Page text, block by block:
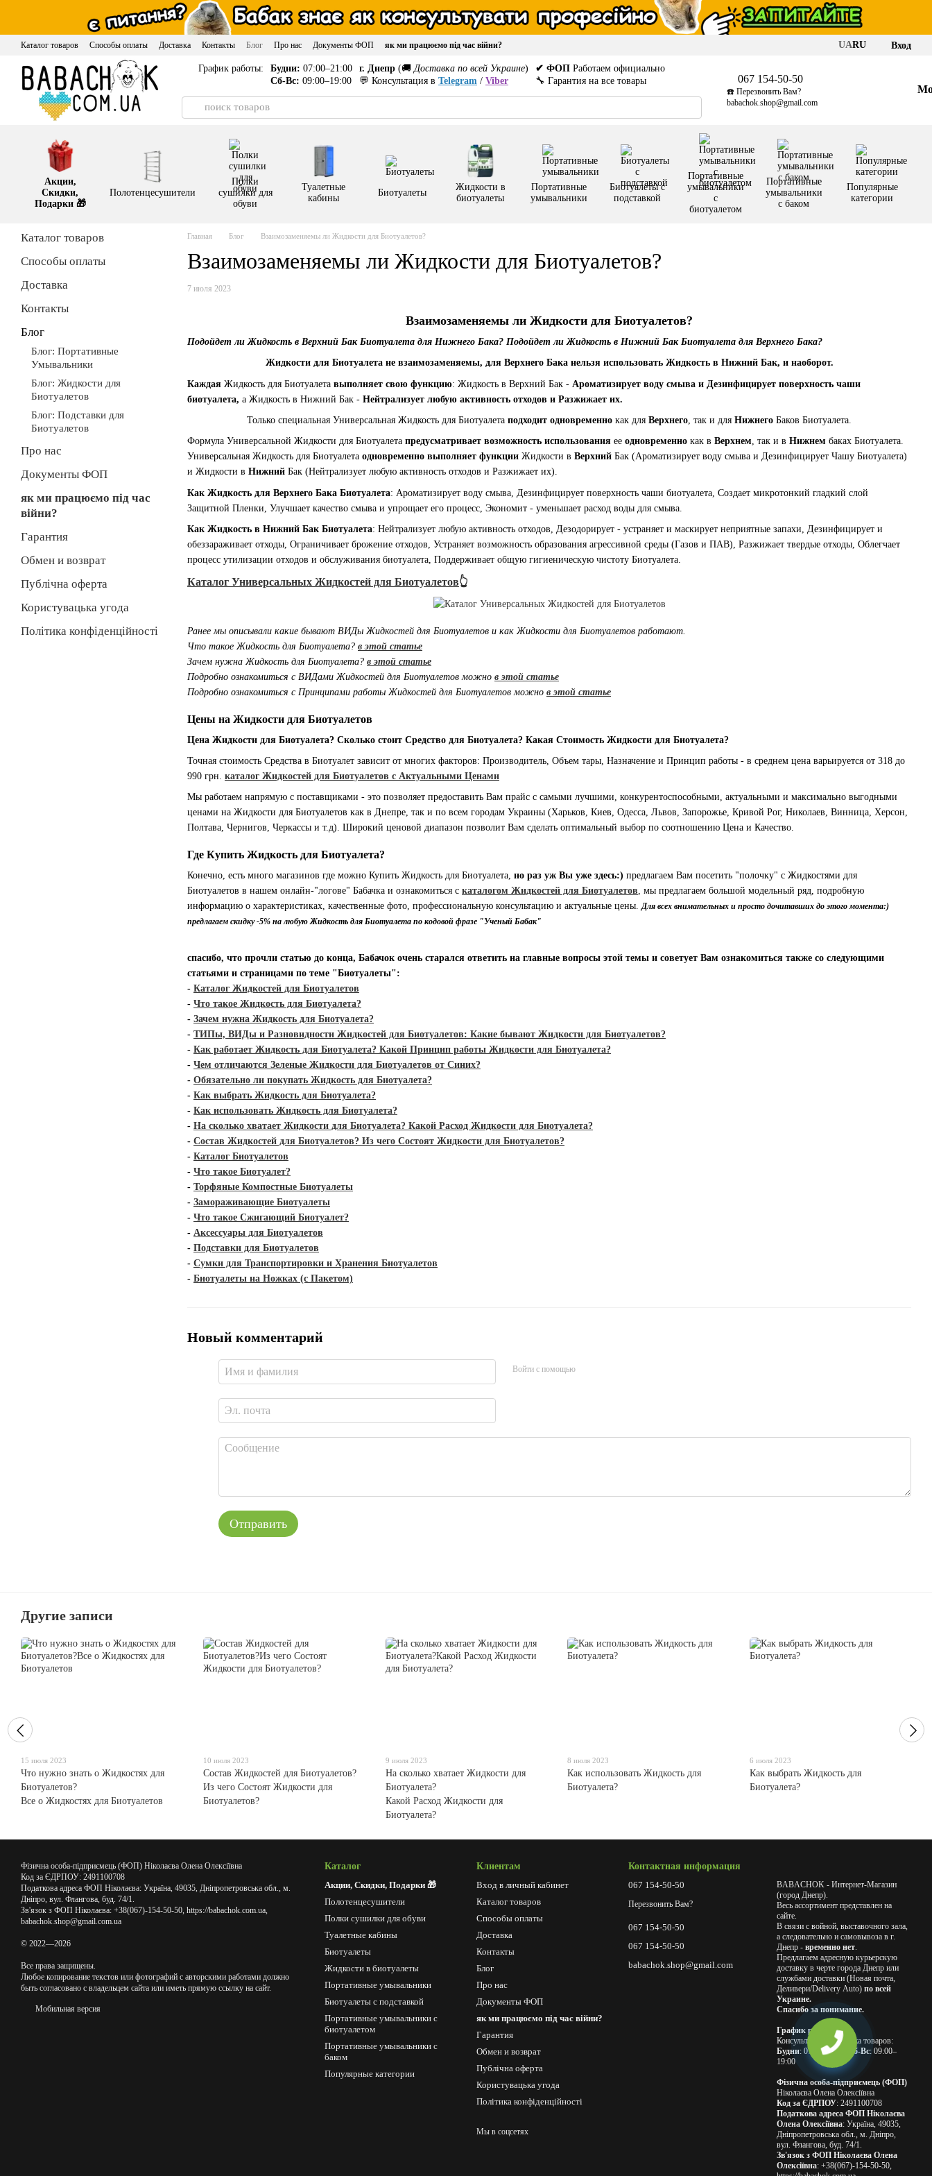
Перейти к основному контенту
Каталог товаров Способы оплаты Доставка Контакты Блог Про нас Документы ФОП як ми працюємо під час війни? UARU Вход
График работы: Будни: 07:00–21:00
Сб-Вс: 09:00–19:00
г. Днепр (🚚 Доставка по всей Украине)
💬 Консультация в Telegram / Viber
✔ ФОП Работаем официально
🔧 Гарантия на все товары
067 154-50-50
☎️ Перезвонить Вам?
babachok.shop@gmail.com
Акции,
Скидки,
Подарки 🎁
Полотенцесушители
Полки
сушилки для
обуви
Туалетные
кабины
Биотуалеты
Жидкости в
биотуалеты
Портативные
умывальники
Биотуалеты с
подставкой
Портативные
умывальники
с
биотуалетом
Портативные
умывальники
с баком
Популярные
категории
Главная Блог Взаимозаменяемы ли Жидкости для Биотуалетов?
Взаимозаменяемы ли Жидкости для Биотуалетов?
7 июля 2023
Взаимозаменяемы ли Жидкости для Биотуалетов?
Подойдет ли Жидкость в Верхний Бак Биотуалета для Нижнего Бака? Подойдет ли Жидкость в Нижний Бак Биотуалета для Верхнего Бака?
Жидкости для Биотуалета не взаимозаменяемы, для Верхнего Бака нельзя использовать Жидкость в Нижний Бак, и наоборот.
Каждая Жидкость для Биотуалета выполняет свою функцию: Жидкость в Верхний Бак - Ароматизирует воду смыва и Дезинфицирует поверхность чаши
биотуалета, а Жидкость в Нижний Бак - Нейтрализует любую активность отходов и Разжижает их.
Только специальная Универсальная Жидкость для Биотуалета подходит одновременно как для Верхнего , так и для Нижнего Баков Биотуалета.
Формула Универсальной Жидкости для Биотуалета предусматривает возможность использования ее одновременно как в Верхнем, так и в Нижнем баках Биотуалета.
Универсальная Жидкость для Биотуалета одновременно выполняет функции Жидкости в Верхний Бак (Ароматизирует воду смыва и Дезинфицирует Чашу Биотуалета)
и Жидкости в Нижний Бак (Нейтрализует любую активность отходов и Разжижает их).
Как Жидкость для Верхнего Бака Биотуалета: Ароматизирует воду смыва, Дезинфицирует поверхность чаши биотуалета, Создает микротонкий гладкий слой
Защитной Пленки, Улучшает качество смыва и упрощает его процесс, Экономит - уменьшает расход воды для смыва.
Как Жидкость в Нижний Бак Биотуалета: Нейтрализует любую активность отходов, Дезодорирует - устраняет и маскирует неприятные запахи, Дезинфицирует и
обеззараживает отходы, Ограничивает брожение отходов, Устраняет возможность образования агрессивной среды (Газов и ПАВ), Разжижает твердые отходы, Облегчает
процесс утилизации отходов и обслуживания биотуалета, Поддерживает общую гигиеническую чистоту Биотуалета.
Каталог Универсальных Жидкостей для Биотуалетов👆
Ранее мы описывали какие бывают ВИДы Жидкостей для Биотуалетов и как Жидкости для Биотуалетов работают.
Что такое Жидкость для Биотуалета? в этой статье
Зачем нужна Жидкость для Биотуалета? в этой статье
Подробно ознакомиться с ВИДами Жидкостей для Биотуалетов можно в этой статье
Подробно ознакомиться с Принципами работы Жидкостей для Биотуалетов можно в этой статье
Цены на Жидкости для Биотуалетов
Цена Жидкости для Биотуалета? Сколько стоит Средство для Биотуалета? Какая Стоимость Жидкости для Биотуалета?
Точная стоимость Средства в Биотуалет зависит от многих факторов: Производитель, Объем тары, Назначение и Принцип работы - в среднем цена варьируется от 318 до
990 грн. каталог Жидкостей для Биотуалетов с Актуальными Ценами
Мы работаем напрямую с поставщиками - это позволяет предоставить Вам прайс с самыми лучшими, конкурентоспособными, актуальными и максимально выгодными
ценами на Жидкости для Биотуалетов как в Днепре, так и по всем городам Украины (Харьков, Киев, Одесса, Львов, Запорожье, Кривой Рог, Николаев, Винница, Херсон,
Полтава, Чернигов, Черкассы и т.д). Широкий ценовой диапазон позволит Вам сделать оптимальный выбор по соотношению Цена и Качество.
Где Купить Жидкость для Биотуалета?
Конечно, есть много магазинов где можно Купить Жидкость для Биотуалета, но раз уж Вы уже здесь:) предлагаем Вам посетить "полочку" с Жидкостями для
Биотуалетов в нашем онлайн-"логове" Бабачка и ознакомиться с каталогом Жидкостей для Биотуалетов, мы предлагаем большой модельный ряд, подробную
информацию о характеристиках, качественные фото, профессиональную консультацию и актуальные цены.Для всех внимательных и просто дочитавших до этого момента:)
предлагаем скидку -5% на любую Жидкость для Биотуалета по кодовой фразе "Ученый Бабак"
спасибо, что прочли статью до конца, Бабачок очень старался ответить на главные вопросы этой темы и советует Вам ознакомиться также со следующими
статьями и страницами по теме "Биотуалеты":
- Каталог Жидкостей для Биотуалетов
- Что такое Жидкость для Биотуалета?
- Зачем нужна Жидкость для Биотуалета?
- ТИПы, ВИДы и Разновидности Жидкостей для Биотуалетов: Какие бывают Жидкости для Биотуалетов?
- Как работает Жидкость для Биотуалета? Какой Принцип работы Жидкости для Биотуалета?
- Чем отличаются Зеленые Жидкости для Биотуалетов от Синих?
- Обязательно ли покупать Жидкость для Биотуалета?
- Как выбрать Жидкость для Биотуалета?
- Как использовать Жидкость для Биотуалета?
- На сколько хватает Жидкости для Биотуалета? Какой Расход Жидкости для Биотуалета?
- Состав Жидкостей для Биотуалетов? Из чего Состоят Жидкости для Биотуалетов?
- Каталог Биотуалетов
- Что такое Биотуалет?
- Торфяные Компостные Биотуалеты
- Замораживающие Биотуалеты
- Что такое Сжигающий Биотуалет?
- Аксессуары для Биотуалетов
- Подставки для Биотуалетов
- Сумки для Транспортировки и Хранения Биотуалетов
- Биотуалеты на Ножках (с Пакетом)
Новый комментарий
Войти с помощью
Отправить
Каталог товаров
Способы оплаты
Доставка
Контакты
Блог
Блог: Портативные
Умывальники
Блог: Жидкости для
Биотуалетов
Блог: Подставки для
Биотуалетов
Про нас
Документы ФОП
як ми працюємо під час
війни?
Гарантия
Обмен и возврат
Публічна оферта
Користувацька угода
Політика конфіденційності
Другие записи
15 июля 2023
Что нужно знать о Жидкостях для
Биотуалетов?
Все о Жидкостях для Биотуалетов
10 июля 2023
Состав Жидкостей для Биотуалетов?
Из чего Состоят Жидкости для
Биотуалетов?
9 июля 2023
На сколько хватает Жидкости для
Биотуалета?
Какой Расход Жидкости для
Биотуалета?
8 июля 2023
Как использовать Жидкость для
Биотуалета?
6 июля 2023
Как выбрать Жидкость для
Биотуалета?
Фізична особа-підприємець (ФОП) Ніколаєва Олена Олексіївна
Код за ЄДРПОУ: 2491100708
Податкова адреса ФОП Ніколаєва: Україна, 49035, Дніпропетровська обл., м.
Дніпро, вул. Флангова, буд. 74/1.
Зв'язок з ФОП Ніколаєва: +38(067)-154-50-50, https://babachok.com.ua,
babachok.shop@gmail.com.ua
© 2022—2026
Все права защищены.
Любое копирование текстов или фотографий с авторскими работами должно
быть согласовано с владельцем сайта или иметь прямую ссылку на сайт.
Мобильная версия
Каталог
Акции, Скидки, Подарки 🎁
Полотенцесушители
Полки сушилки для обуви
Туалетные кабины
Биотуалеты
Жидкости в биотуалеты
Портативные умывальники
Биотуалеты с подставкой
Портативные умывальники с
биотуалетом
Портативные умывальники с
баком
Популярные категории
Клиентам
Вход в личный кабинет
Каталог товаров
Способы оплаты
Доставка
Контакты
Блог
Про нас
Документы ФОП
як ми працюємо під час війни?
Гарантия
Обмен и возврат
Публічна оферта
Користувацька угода
Політика конфіденційності
Мы в соцсетях
Контактная информация
067 154-50-50
Перезвонить Вам?
067 154-50-50
067 154-50-50
babachok.shop@gmail.com
BABACHOK - Интернет-Магазин
(город Днепр).
Весь ассортимент представлен на
сайте.
В связи с войной, выставочного зала,
а следовательно и самовывоза в г.
Днепр - временно нет.
Предлагаем адресную курьерскую
доставку в черте города Днепр или
службами доставки (Новая почта,
Деливери/Delivery Auto) по всей
Украине.
Спасибо за понимание.
График работы
Консультации и продажа товаров:
Будни: 07:00–21:00 Сб-Вс: 09:00–
19:00
Фізична особа-підприємець (ФОП)
Ніколаєва Олена Олексіївна
Код за ЄДРПОУ: 2491100708
Податкова адреса ФОП Ніколаєва
Олена Олексіївна: Україна, 49035,
Дніпропетровська обл., м. Дніпро,
вул. Флангова, буд. 74/1.
Зв'язок з ФОП Ніколаєва Олена
Олексіївна: +38(067)-154-50-50,